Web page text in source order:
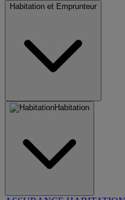
Habitation et Emprunteur
Habitation